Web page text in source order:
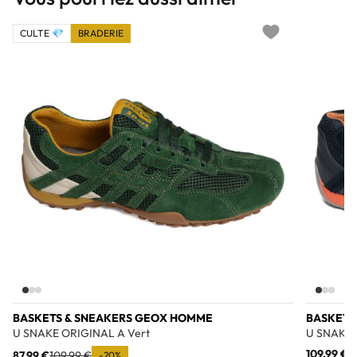
BASKETS & SNEAKERS GEOX HOMME
U SNAKE ORIGINAL A Vert
CULTE 💎 BRADERIE
U
109,99 €